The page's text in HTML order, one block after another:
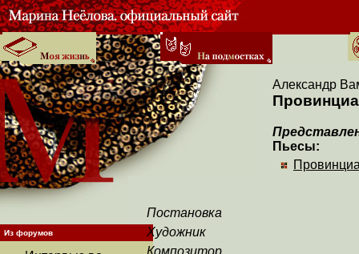
Из форумов
Александр
Пьесы:
Постановка
Художник
Композитор